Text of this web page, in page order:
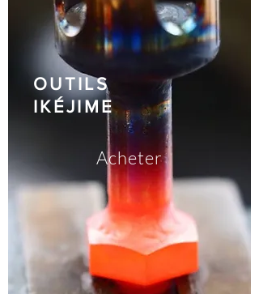
OUTILS
IKÉJIME
Acheter